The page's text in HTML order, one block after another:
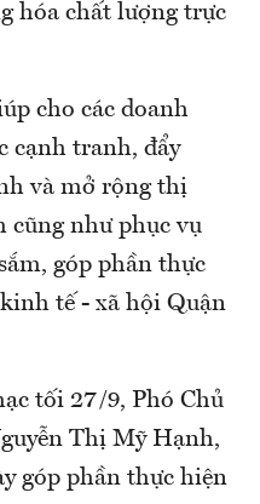
hóa chất lượng trực
cho các doanh
cạnh tranh, đẩy
và mở rộng thị
cũng như phục vụ
góp phần thực
tế - xã hội Quận
tối 27/9, Phó Chủ
Thị Mỹ Hạnh,
góp phần thực hiện